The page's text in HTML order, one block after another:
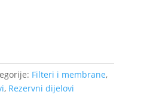
Filteri i membrane,
, Rezervni dijelovi